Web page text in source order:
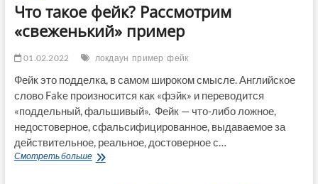
Что такое фейк? Рассмотрим
«свеженький» пример
01.02.2022 локдаун пример фейк
Фейк это подделка, в самом широком смысле. Английское
слово Fake произносится как «фэйк» и переводится
«поддельный, фальшивый». Фейк — что-либо ложное,
недостоверное, сфальсифицированное, выдаваемое за
действительное, реальное, достоверное с…
Смотреть большеЧто